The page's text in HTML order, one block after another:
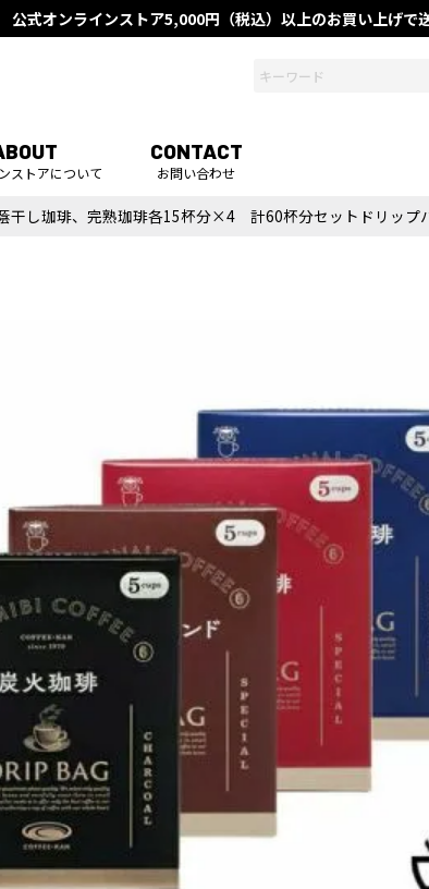
式オンラインストア5,000円（税込）以上のお買い上げ
ストアについて
CONTACT
お問い合わせ
干し珈琲、完熟珈琲各15杯分×4 計60杯分セットドリップ